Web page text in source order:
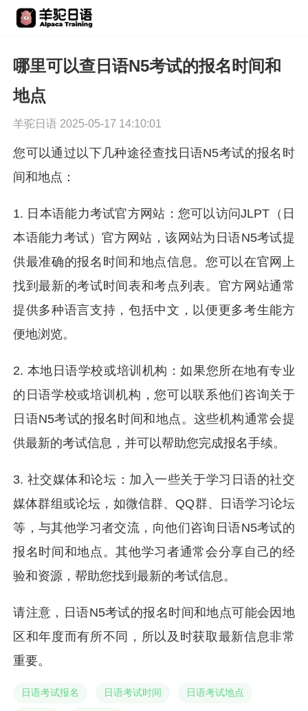
哪里可以查日语N5考试的报名时间和
地点
羊驼日语 2025-05-17 14:10:01
您可以通过以下几种途径查找日语N5考试的报名时
间和地点：
1. 日本语能力考试官方网站：您可以访问JLPT（日
本语能力考试）官方网站，该网站为日语N5考试提
供最准确的报名时间和地点信息。您可以在官网上
找到最新的考试时间表和考点列表。官方网站通常
提供多种语言支持，包括中文，以便更多考生能方
便地浏览。
2. 本地日语学校或培训机构：如果您所在地有专业
的日语学校或培训机构，您可以联系他们咨询关于
日语N5考试的报名时间和地点。这些机构通常会提
供最新的考试信息，并可以帮助您完成报名手续。
3. 社交媒体和论坛：加入一些关于学习日语的社交
媒体群组或论坛，如微信群、QQ群、日语学习论坛
等，与其他学习者交流，向他们咨询日语N5考试的
报名时间和地点。其他学习者通常会分享自己的经
验和资源，帮助您找到最新的考试信息。
请注意，日语N5考试的报名时间和地点可能会因地
区和年度而有所不同，所以及时获取最新信息非常
重要。
日语考试报名 日语考试时间 日语考试地点